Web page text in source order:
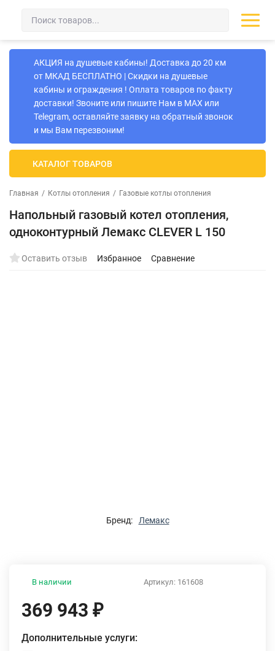
АКЦИЯ на душевые кабины! Доставка до 20 км
от МКАД БЕСПЛАТНО | Скидки на душевые
кабины и ограждения ! Оплата товаров по факту
доставки! Звоните или пишите Нам в MAX или
Telegram, оставляйте заявку на обратный звонок
и мы Вам перезвоним!
КАТАЛОГ ТОВАРОВ
Главная / Котлы отопления / Газовые котлы отопления
Напольный газовый котел отопления,
одноконтурный Лемакс CLEVER L 150
Оставить отзыв Избранное Сравнение
Бренд: Лемакс
Артикул: 161608
В наличии
369 943 ₽
Дополнительные услуги: